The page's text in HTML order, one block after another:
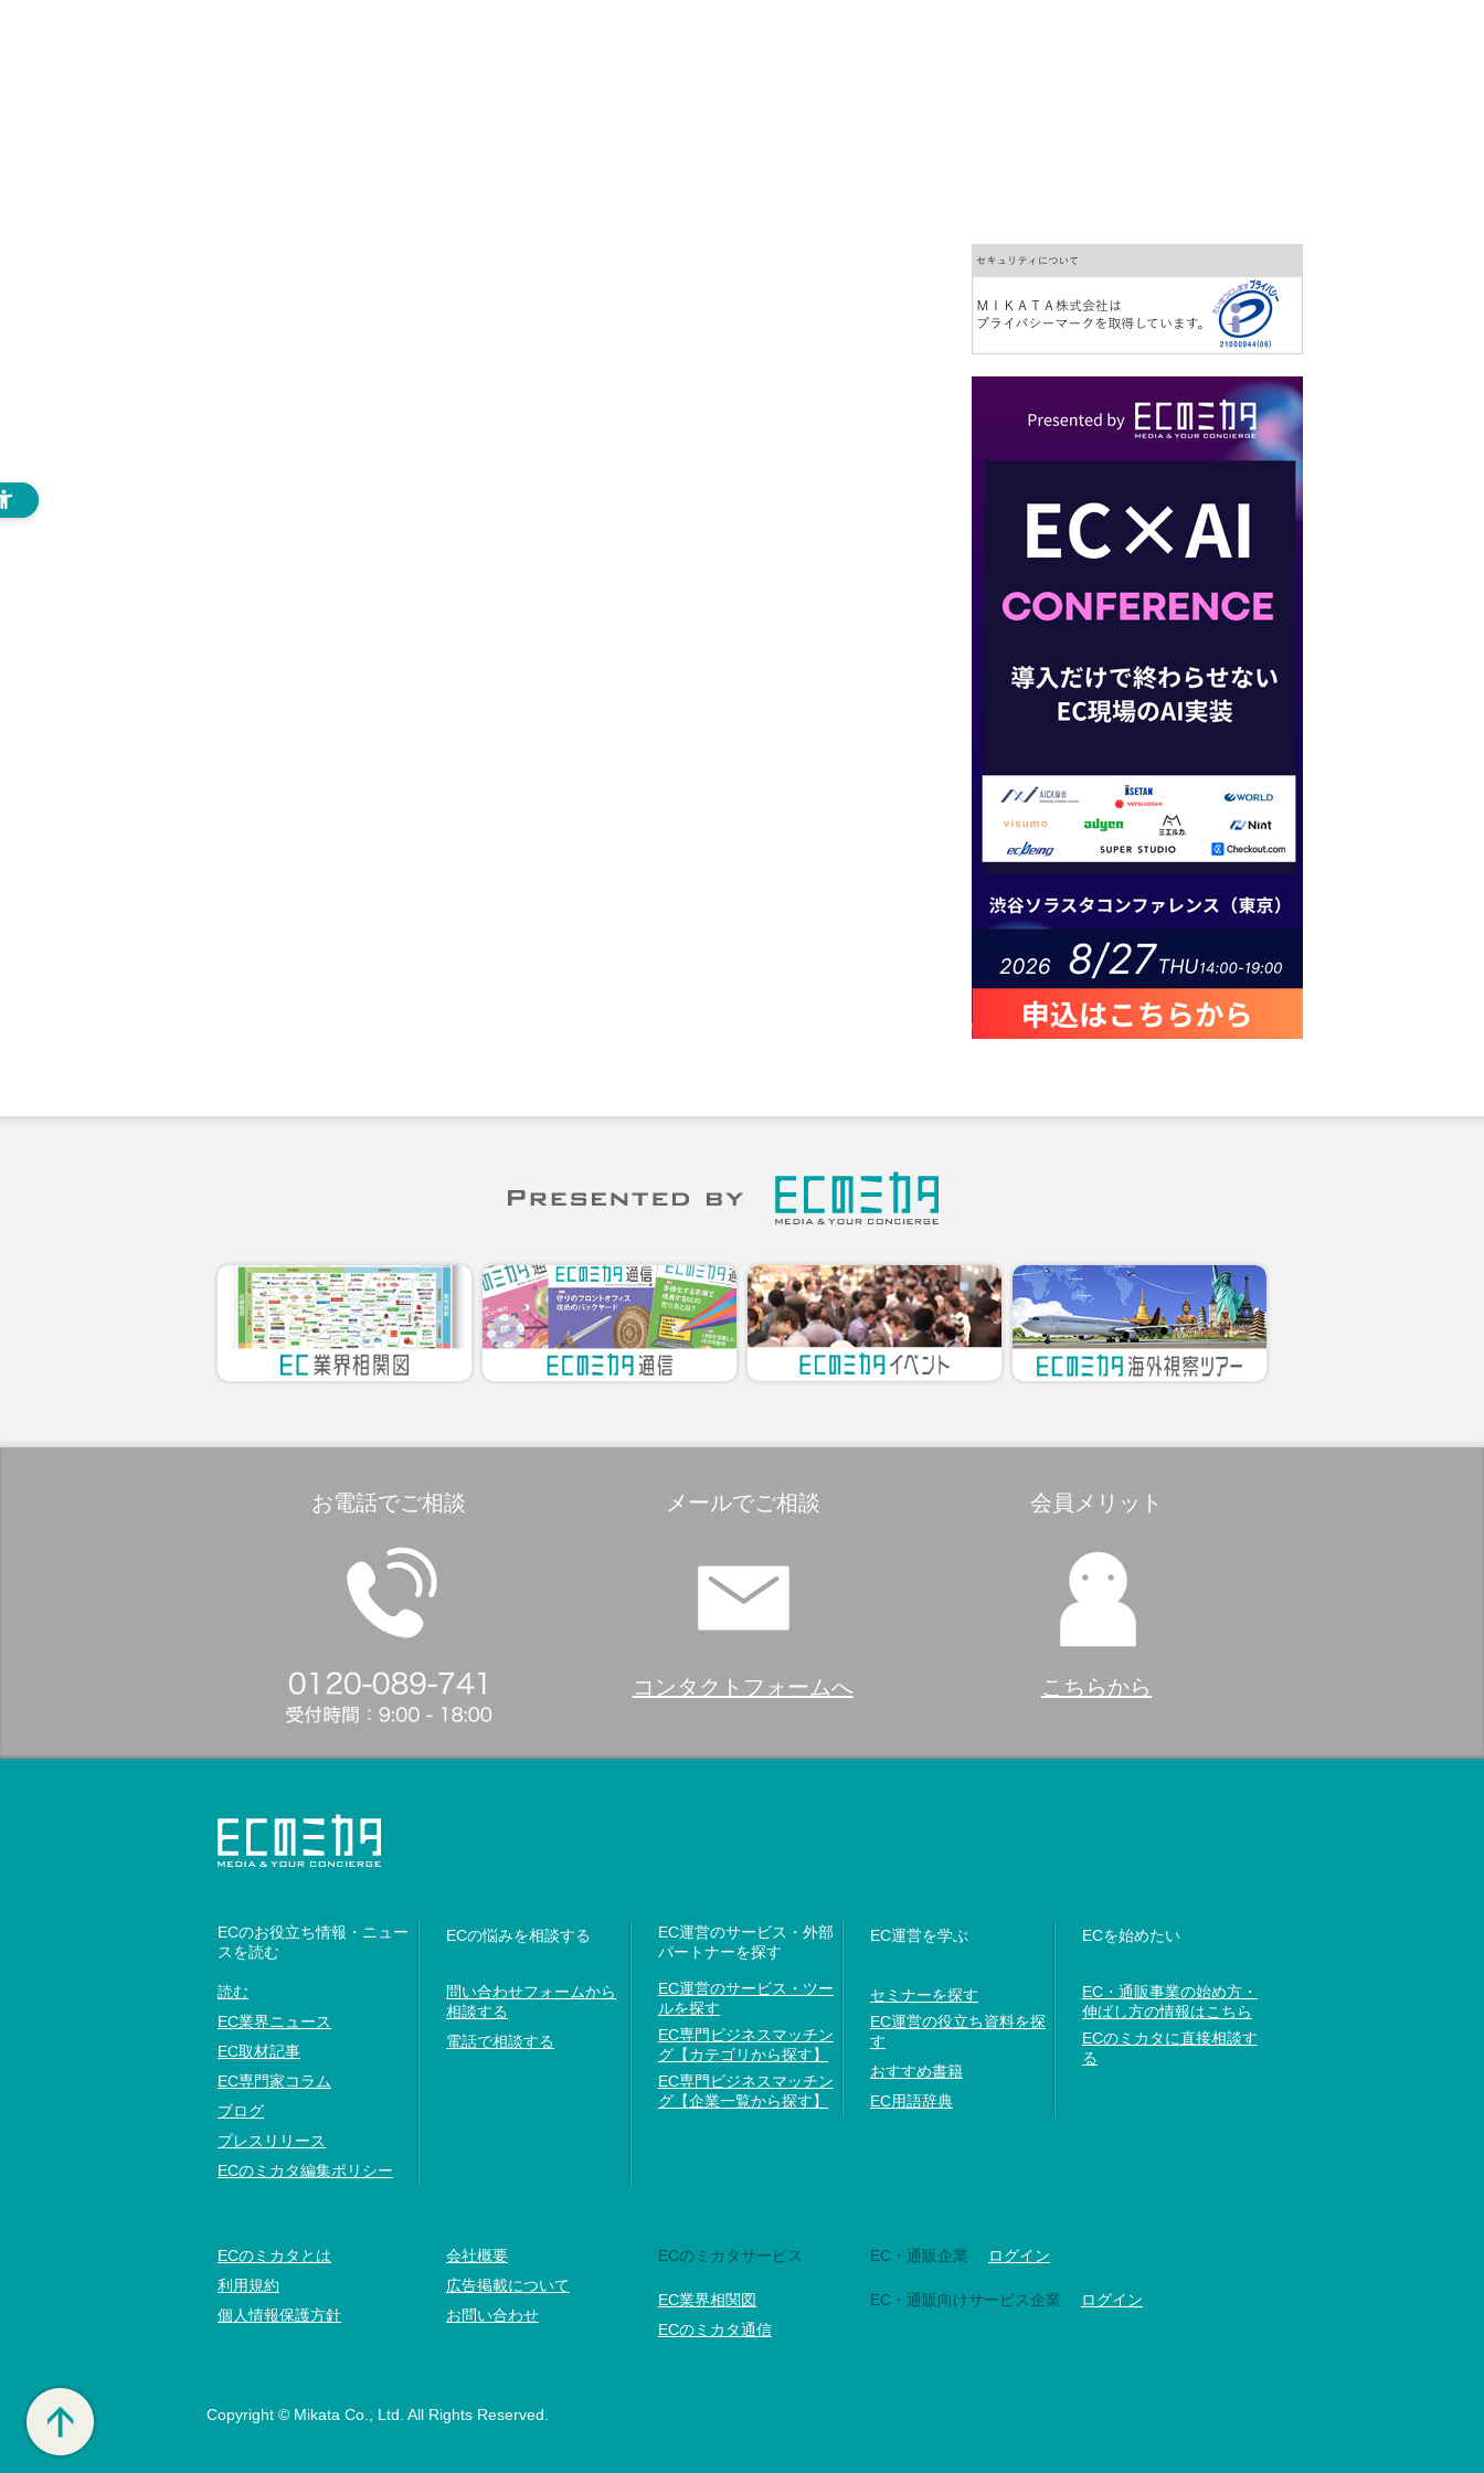
お電話でご相談 メールでご相談
コンタクトフォームへ
会員メリット
こちらから
ECのお役立ち情報・ニュー
スを読む
読む
EC業界ニュース
EC取材記事
EC専門家コラム
ブログ
プレスリリース
ECのミカタ編集ポリシー
ECの悩みを相談する
問い合わせフォームから
相談する
電話で相談する
EC運営のサービス・外部
パートナーを探す
EC運営のサービス・ツー
ルを探す
EC専門ビジネスマッチン
グ【カテゴリから探す】
EC専門ビジネスマッチン
グ【企業一覧から探す】
EC運営を学ぶ
セミナーを探す
EC運営の役立ち資料を探
す
おすすめ書籍
EC用語辞典
ECを始めたい
EC・通販事業の始め方・
伸ばし方の情報はこちら
ECのミカタに直接相談す
る
ECのミカタとは
利用規約
個人情報保護方針
会社概要
広告掲載について
お問い合わせ
ECのミカタサービス
EC業界相関図
ECのミカタ通信
EC・通販企業 ログイン
EC・通販向けサービス企業 ログイン
Copyright © Mikata Co., Ltd. All Rights Reserved.